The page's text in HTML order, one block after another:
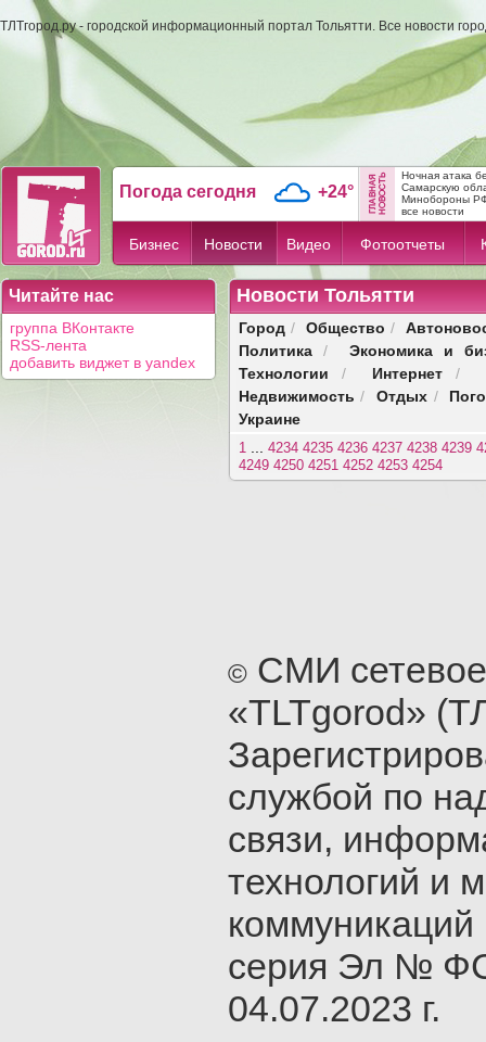
ТЛТгород.ру - городской информационный портал Тольятти. Все новости
Погода сегодня +24°
Ночная атака
Самарскую
Минобороны
все новости
Бизнес Новости Видео Фотоотчеты
Читайте нас
группа ВКонтакте
RSS-лента
добавить виджет в yandex
Новости Тольятти
Город / Общество /
Политика /
Экономика и
Технологии / Интернет/
Недвижимость / Отдых /
Украине
1 4234 4235 4236 4237 4238 4239
4249 4250 4251 4252 4253 4254
© СМИ
«TLTgorod»
службой по
связи,
технологий и
серия Эл №
04.07.2023 г.